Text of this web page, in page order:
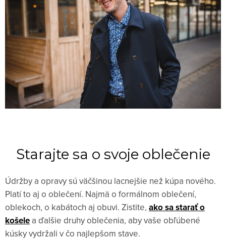
Starajte sa o svoje oblečenie
Údržby a opravy sú väčšinou lacnejšie než kúpa nového.
Platí to aj o oblečení. Najmä o formálnom oblečení,
oblekoch, o kabátoch aj obuvi. Zistite, ako sa starať o
košele a ďalšie druhy oblečenia, aby vaše obľúbené
kúsky vydržali v čo najlepšom stave.